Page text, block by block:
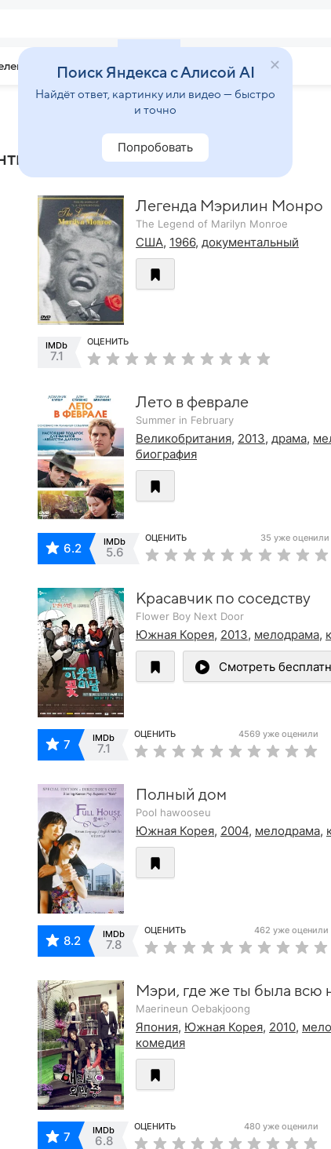
Звезды
Легенда Мэрилин Монро
The Legend of Marilyn Monroe
США, 1966, документальный
IMDb
7.1
ОЦЕНИТЬ
Лето в феврале
Summer in February
Великобритания, 2013, драма,
биография
6.2 IMDb
5.6
ОЦЕНИТЬ 35 уже оценили
Красавчик по соседству
Flower Boy Next Door
Южная Корея, 2013, мелодрама,
Смотреть
7 IMDb
7.1
ОЦЕНИТЬ 4569 уже оценили
Полный дом
Pool hawooseu
Южная Корея, 2004, мелодрама,
8.2 IMDb
7.8
ОЦЕНИТЬ 462 уже оценили
Мэри, где же ты была всю
Maerineun Oebakjoong
Япония, Южная Корея, 2010,
комедия
7 IMDb
6.8
ОЦЕНИТЬ 480 уже оценили
Поиск Яндекса с Алисой AI
Найдёт ответ, картинку или видео — быстро
и точно
Попробовать